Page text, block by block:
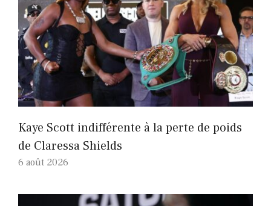
Kaye Scott indifférente à la perte de poids
de Claressa Shields
6 août 2026